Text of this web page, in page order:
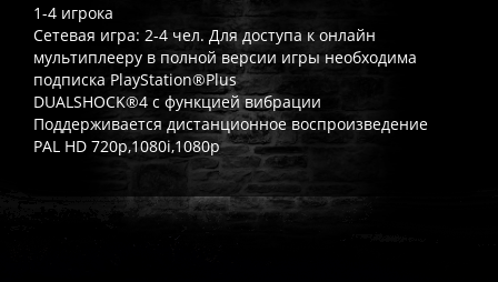
1-4 игрока
Сетевая игра: 2-4 чел. Для доступа к онлайн
мультиплееру в полной версии игры необходима
подписка PlayStation®Plus
DUALSHOCK®4 с функцией вибрации
Поддерживается дистанционное воспроизведение
PAL HD 720p,1080i,1080p
Часто спрашивают